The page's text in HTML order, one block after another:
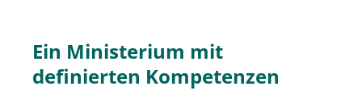
Ein Ministerium mit
definierten Kompetenzen